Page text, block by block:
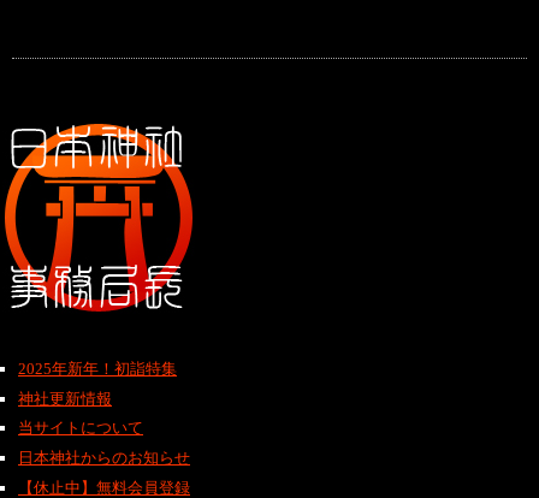
2025年新年！初詣特集
神社更新情報
当サイトについて
日本神社からのお知らせ
【休止中】無料会員登録